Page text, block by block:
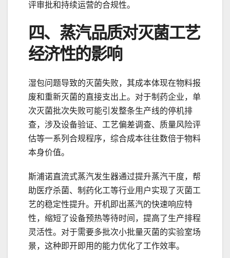
评审批和持续运营的合规性。
四、蒸汽品质对灭菌工艺
经济性的影响
湿包问题导致的灭菌失败，其成本体现在物料报
废和重新灭菌的直接支出上。对于制药企业，单
次灭菌批次失败可能引发整条生产线的停机排
查，涉及设备验证、工艺偏差调查、质量风险评
估等一系列合规程序，综合成本往往数倍于物料
本身价值。
斯浦诺直流式蒸汽发生器通过提升蒸汽干度，帮
助医疗杀菌、制药化工等行业用户实现了灭菌工
艺的稳定性提升。开机即出蒸汽的快速响应特
性，缩短了设备预热等待时间，提高了生产排程
灵活性。对于需要多批次小批量灭菌的实验室场
景，这种即开即用的能力优化了工作效率。